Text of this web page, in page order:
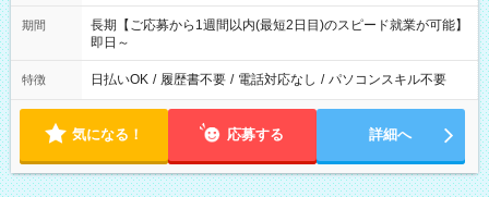
期間
長期【ご応募から1週間以内(最短2日目)のスピード就業が可能】
即日～
特徴 日払いOK / 履歴書不要 / 電話対応なし / パソコンスキル不要
気になる！ 応募する 詳細へ